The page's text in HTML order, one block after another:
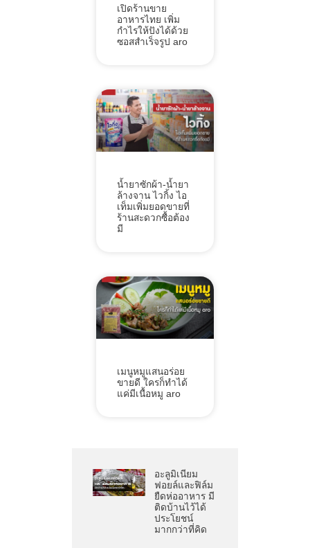
เปิดร้านขาย
อาหารไทย เพิ่ม
กำไรให้ปังได้ด้วย
ซอสสำเร็จรูป aro
น้ำยาซักผ้า-น้ำยา
ล้างจาน ไวกิ้ง ไอ
เท็มเพิ่มยอดขายที่
ร้านสะดวกซื้อต้อง
มี
เมนูหมูแสนอร่อย
ขายดี ใครก็ทำได้
แค่มีเนื้อหมู aro
อะลูมิเนียม
ฟอยล์และฟิล์ม
ยืดห่ออาหาร มี
ติดบ้านไว้ได้
ประโยชน์
มากกว่าที่คิด